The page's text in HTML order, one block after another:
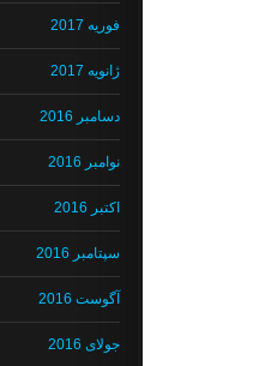
فوریه 2017
ژانویه 2017
دسامبر 2016
نوامبر 2016
اکتبر 2016
سپتامبر 2016
آگوست 2016
جولای 2016